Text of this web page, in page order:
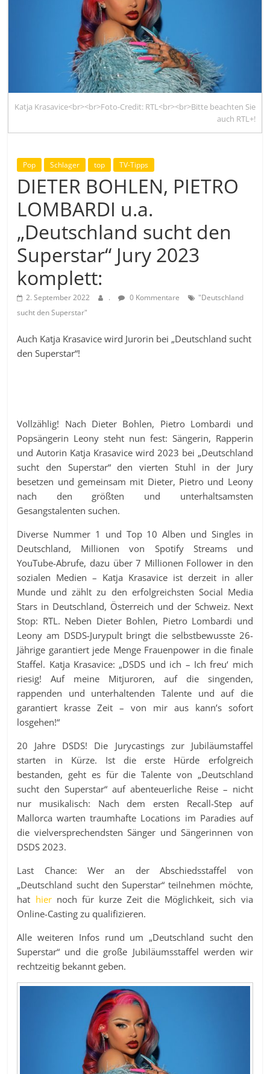
Katja Krasavice<br><br>Foto-Credit: RTL<br><br>Bitte beachten Sie
auch RTL+!
Pop Schlager top TV-Tipps
DIETER BOHLEN, PIETRO
LOMBARDI u.a.
„Deutschland sucht den
Superstar“ Jury 2023
komplett:
2. September 2022 . 0 Kommentare
"Deutschland
sucht den Superstar"
Auch Katja Krasavice wird Jurorin bei „Deutschland sucht
den Superstar“!
Vollzählig! Nach Dieter Bohlen, Pietro Lombardi und
Popsängerin Leony steht nun fest: Sängerin, Rapperin
und Autorin Katja Krasavice wird 2023 bei „Deutschland
sucht den Superstar“ den vierten Stuhl in der Jury
besetzen und gemeinsam mit Dieter, Pietro und Leony
nach den größten und unterhaltsamsten
Gesangstalenten suchen.
Diverse Nummer 1 und Top 10 Alben und Singles in
Deutschland, Millionen von Spotify Streams und
YouTube-Abrufe, dazu über 7 Millionen Follower in den
sozialen Medien – Katja Krasavice ist derzeit in aller
Munde und zählt zu den erfolgreichsten Social Media
Stars in Deutschland, Österreich und der Schweiz. Next
Stop: RTL. Neben Dieter Bohlen, Pietro Lombardi und
Leony am DSDS-Jurypult bringt die selbstbewusste 26-
Jährige garantiert jede Menge Frauenpower in die finale
Staffel. Katja Krasavice: „DSDS und ich – Ich freu‘ mich
riesig! Auf meine Mitjuroren, auf die singenden,
rappenden und unterhaltenden Talente und auf die
garantiert krasse Zeit – von mir aus kann’s sofort
losgehen!“
20 Jahre DSDS! Die Jurycastings zur Jubiläumstaffel
starten in Kürze. Ist die erste Hürde erfolgreich
bestanden, geht es für die Talente von „Deutschland
sucht den Superstar“ auf abenteuerliche Reise – nicht
nur musikalisch: Nach dem ersten Recall-Step auf
Mallorca warten traumhafte Locations im Paradies auf
die vielversprechendsten Sänger und Sängerinnen von
DSDS 2023.
Last Chance: Wer an der Abschiedsstaffel von
„Deutschland sucht den Superstar“ teilnehmen möchte,
hat hiernoch für kurze Zeit die Möglichkeit, sich via
Online-Casting zu qualifizieren.
Alle weiteren Infos rund um „Deutschland sucht den
Superstar“ und die große Jubiläumsstaffel werden wir
rechtzeitig bekannt geben.